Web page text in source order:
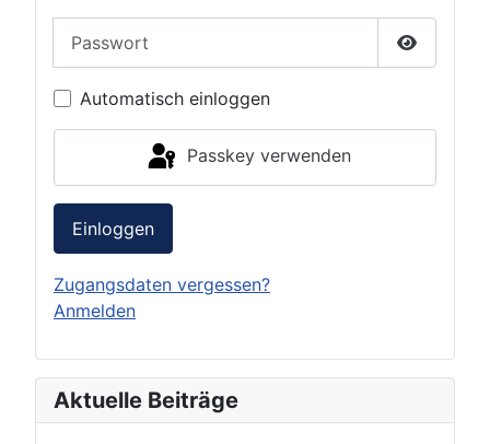
Passwort
Automatisch einloggen
Passkey verwenden
Einloggen
Zugangsdaten vergessen?
Anmelden
Aktuelle Beiträge